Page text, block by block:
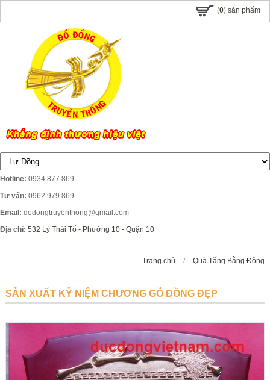
(0) sản phẩm
Hotline: 0934.877.869
Tư vấn: 0962.979.869
Email: dodongtruyenthong@gmail.com
Địa chỉ: 532 Lý Thái Tổ - Phường 10 - Quận 10
Trang chủ / Quà Tặng Bằng Đồng
SẢN XUẤT KỶ NIỆM CHƯƠNG GỖ ĐỒNG ĐẸP